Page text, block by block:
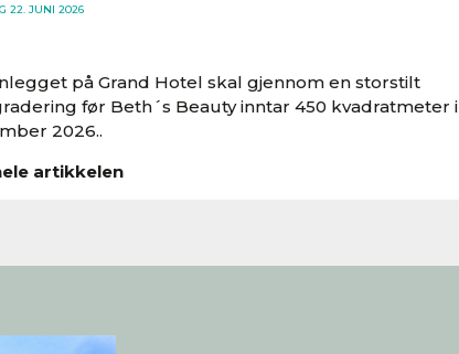
22. JUNI 2026
på Grand Hotel skal gjennom en storstilt
før Beth´s Beauty inntar 450 kvadratmeter i
2026..
artikkelen